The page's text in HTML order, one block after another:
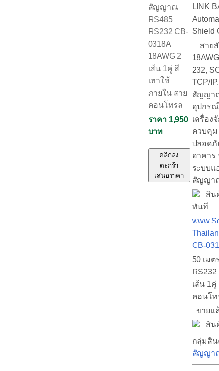
สัญญาณ
RS485
RS232 CB-
0318A
18AWG 2
เส้น 1คู่ สี
เทาใช้
ภายใน สาย
คอนโทรล
ราคา 1,950
บาท
คลิกลง
ตะกร้า
เสนอราคา
LINK
Shield
สายสั
232,
TCP/
สัญญา
อุปกร
เครื่อง
ควบคุม
ปลอดภั
อาคาร
ระบบแ
สัญญา
สิน
ทันที
CB-
50 เม
RS232
เส้น 1คู่
คอนโท
ขาย
สิน
กลุ่มสิน
สัญญา